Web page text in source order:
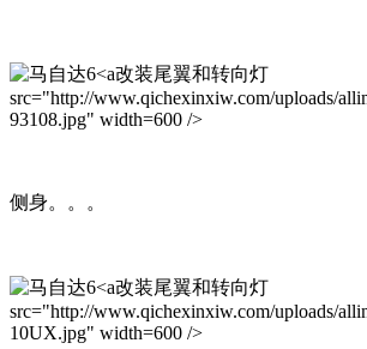
改装尾翼和转向灯
src="http://www.qichexinxiw.com/uploads/
93108.jpg" width=600 />
侧身。。。
改装尾翼和转向灯
src="http://www.qichexinxiw.com/uploads/
10UX.jpg" width=600 />